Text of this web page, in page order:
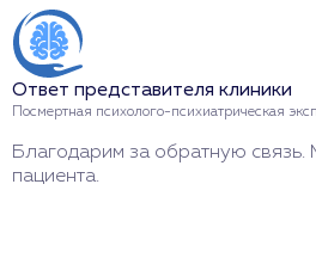
Ответ представителя клиники
Посмертная психолого-психиатрическая
Благодарим за обратную
пациента.